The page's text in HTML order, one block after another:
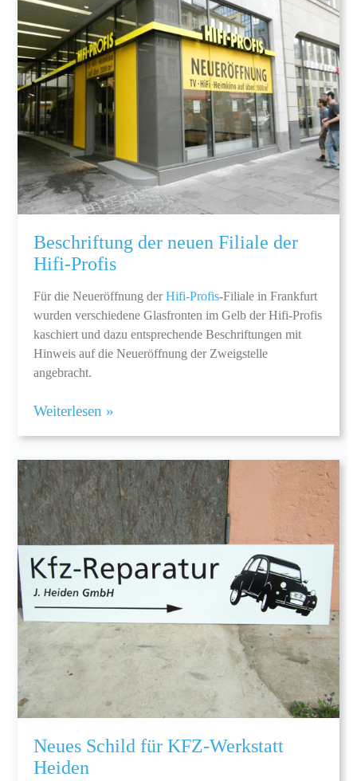
Beschriftung der neuen Filiale der
Hifi-Profis
Für die Neueröffnung derHifi-Profis-Filiale in Frankfurt
wurden verschiedene Glasfronten im Gelb der Hifi-Profis
kaschiert und dazu entsprechende Beschriftungen mit
Hinweis auf die Neueröffnung der Zweigstelle
angebracht.
Weiterlesen »
Neues Schild für KFZ-Werkstatt
Heiden